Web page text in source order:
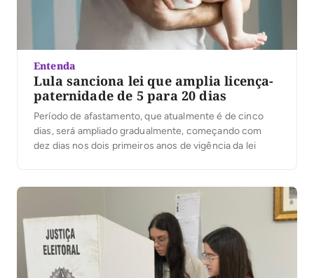
Entenda
Lula sanciona lei que amplia licença-
paternidade de 5 para 20 dias
Período de afastamento, que atualmente é de cinco
dias, será ampliado gradualmente, começando com
dez dias nos dois primeiros anos de vigência da lei